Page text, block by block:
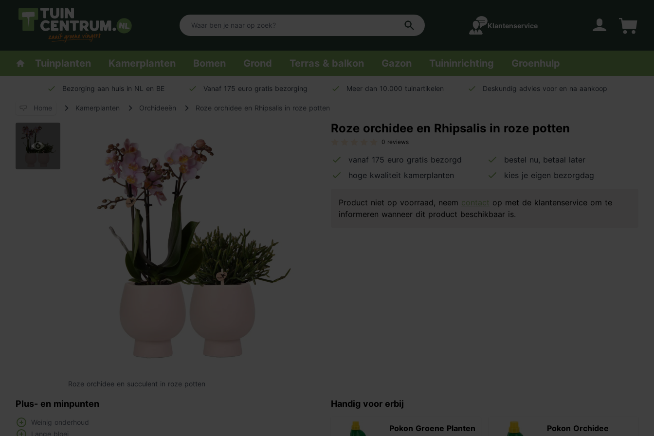
Logo Tuincentrum.nl
Klantenservice
Homepage
Tuinplanten Kamerplanten Bomen Grond Terras & balkon Gazon Tuininrichting Groenhulp
Bezorging aan huis in NL en BE Vanaf 175 euro gratis bezorging Meer dan 10.000 tuinartikelen Deskundig advies voor en na aankoop
Home Kamerplanten Orchideeën Roze orchidee en Rhipsalis in roze potten
Roze orchidee en succulent in roze potten
Roze orchidee en Rhipsalis in roze potten
0 reviews
vanaf 175 euro gratis bezorgd
bestel nu, betaal later
hoge kwaliteit kamerplanten
kies je eigen bezorgdag
Product niet op voorraad, neem contact op met de klantenservice om te
informeren wanneer dit product beschikbaar is.
Plus- en minpunten
Weinig onderhoud
Lange bloei
Handig voor erbij
Pokon Groene Planten
Pokon Orchidee